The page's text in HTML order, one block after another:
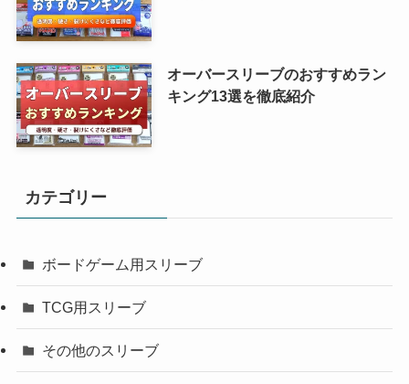
オーバースリーブのおすすめラン
キング13選を徹底紹介
カテゴリー
ボードゲーム用スリーブ
TCG用スリーブ
その他のスリーブ